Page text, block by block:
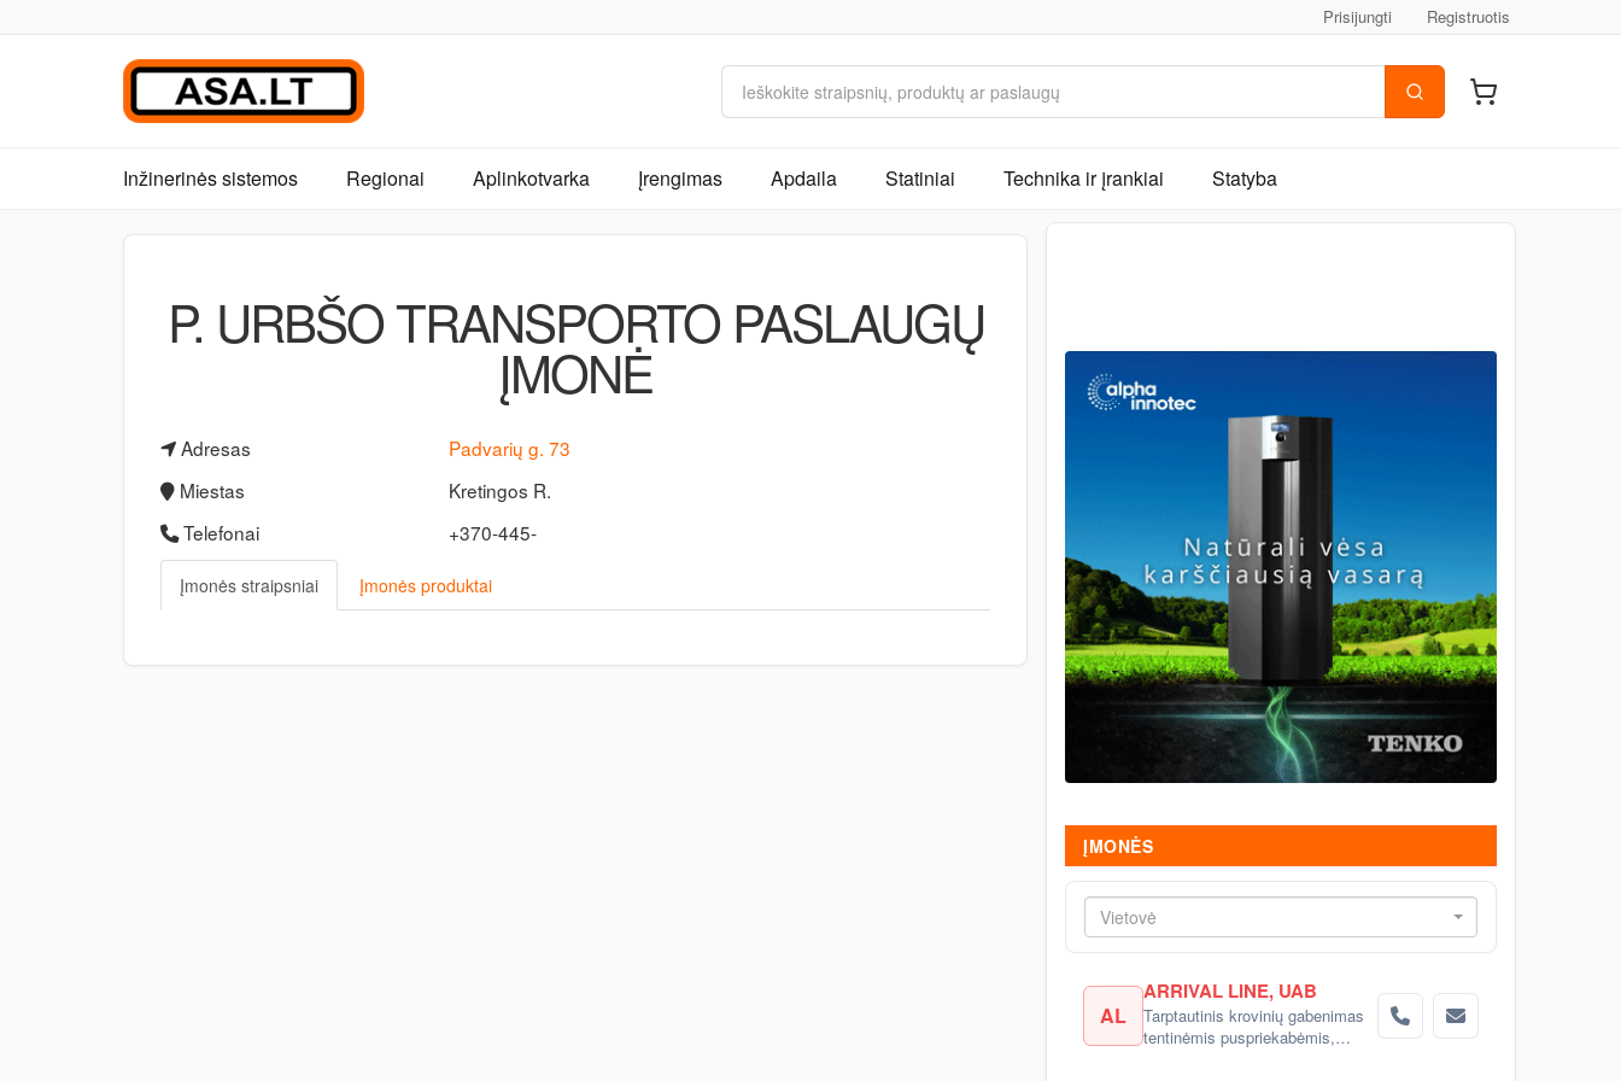
Prisijungti Registruotis
Inžinerinės sistemos Regionai Aplinkotvarka Įrengimas Apdaila Statiniai Technika ir įrankiai Statyba
P. URBŠO TRANSPORTO PASLAUGŲ
ĮMONĖ
Adresas
Padvarių g. 73
Miestas
Kretingos R.
Telefonai
+370-445-
Įmonės straipsniai Įmonės produktai
ĮMONĖS
Vietovė
AL
ARRIVAL LINE, UAB
Tarptautinis krovinių gabenimas
tentinėmis puspriekabėmis,